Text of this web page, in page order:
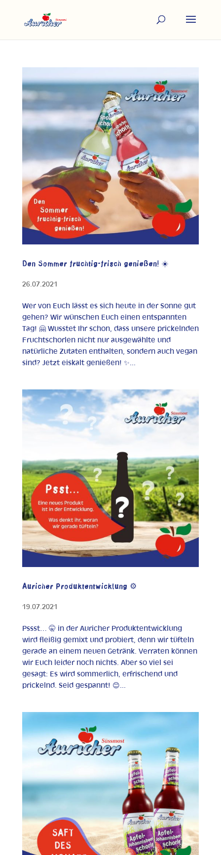
Den Sommer fruchtig-frisch genießen! ☀️
26.07.2021
Wer von Euch lässt es sich heute in der Sonne gut
gehen? Wir wünschen Euch einen entspannten
Tag! 🤗 Wusstet Ihr schon, dass unsere prickelnden
Fruchtschorlen nicht nur ausgewählte und
natürliche Zutaten enthalten, sondern auch vegan
sind? Jetzt eiskalt genießen! ✨...
Auricher Produktentwicklung ⚙️
19.07.2021
Pssst… 🤫 in der Auricher Produktentwicklung
wird fleißig gemixt und probiert, denn wir tüfteln
gerade an einem neuen Getränk. Verraten können
wir Euch leider noch nichts. Aber so viel sei
gesagt: Es wird sommerlich, erfrischend und
prickelnd. Seid gespannt! 😊...